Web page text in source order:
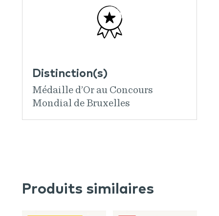
Distinction(s)
Médaille d’Or au Concours
Mondial de Bruxelles
Produits similaires